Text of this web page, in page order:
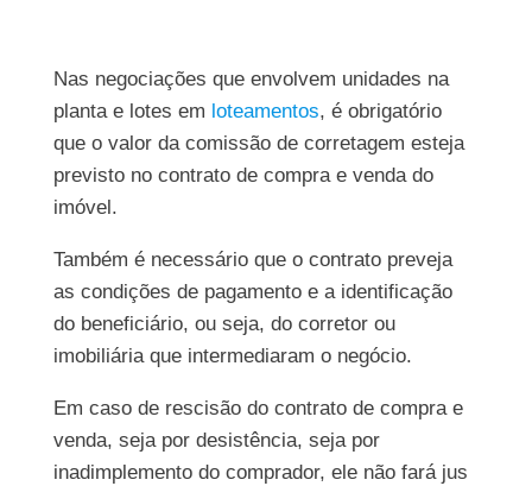
Nas negociações que envolvem unidades na
planta e lotes em loteamentos, é obrigatório
que o valor da comissão de corretagem esteja
previsto no contrato de compra e venda do
imóvel.
Também é necessário que o contrato preveja
as condições de pagamento e a identificação
do beneficiário, ou seja, do corretor ou
imobiliária que intermediaram o negócio.
Em caso de rescisão do contrato de compra e
venda, seja por desistência, seja por
inadimplemento do comprador, ele não fará jus